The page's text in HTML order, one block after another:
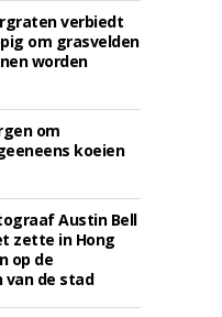
verbiedt
om grasvelden
worden
om
koeien
Austin Bell
zette in Hong
op de
de stad